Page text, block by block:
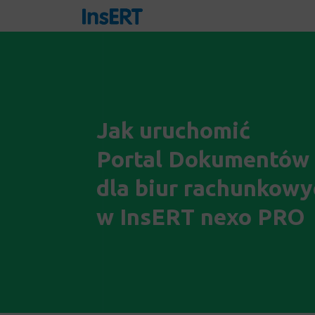
Jak uruchomić
Portal Dokumentów
dla biur
w InsERT nexo PRO